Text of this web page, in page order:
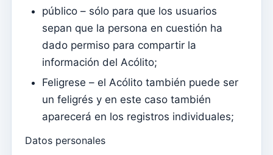
Acceso a Kyrios para catequistas – cómo iniciar sesión
Arquivo
Agentes Pastorales
Lectores
Acólitos
Ministros Extraordinarios de la Comunión (MEC)
Instituciones
público – sólo para que los usuarios
sepan que la persona en cuestión ha
dado permiso para compartir la
información del Acólito;
Feligrese – el Acólito también puede ser
un feligrés y en este caso también
aparecerá en los registros individuales;
Datos personales